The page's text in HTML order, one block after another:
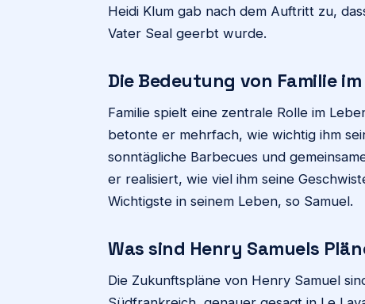
Heidi Klum gab nach dem Auftritt zu,
Vater Seal geerbt wurde.
Die Bedeutung von Familie
Familie spielt eine zentrale Rolle im
betonte er mehrfach, wie wichtig ihm
sonntägliche Barbecues und
er realisiert, wie viel ihm seine
Wichtigste in seinem Leben, so Samuel.
Was sind Henry Samuels
Die Zukunftspläne von Henry Samuel